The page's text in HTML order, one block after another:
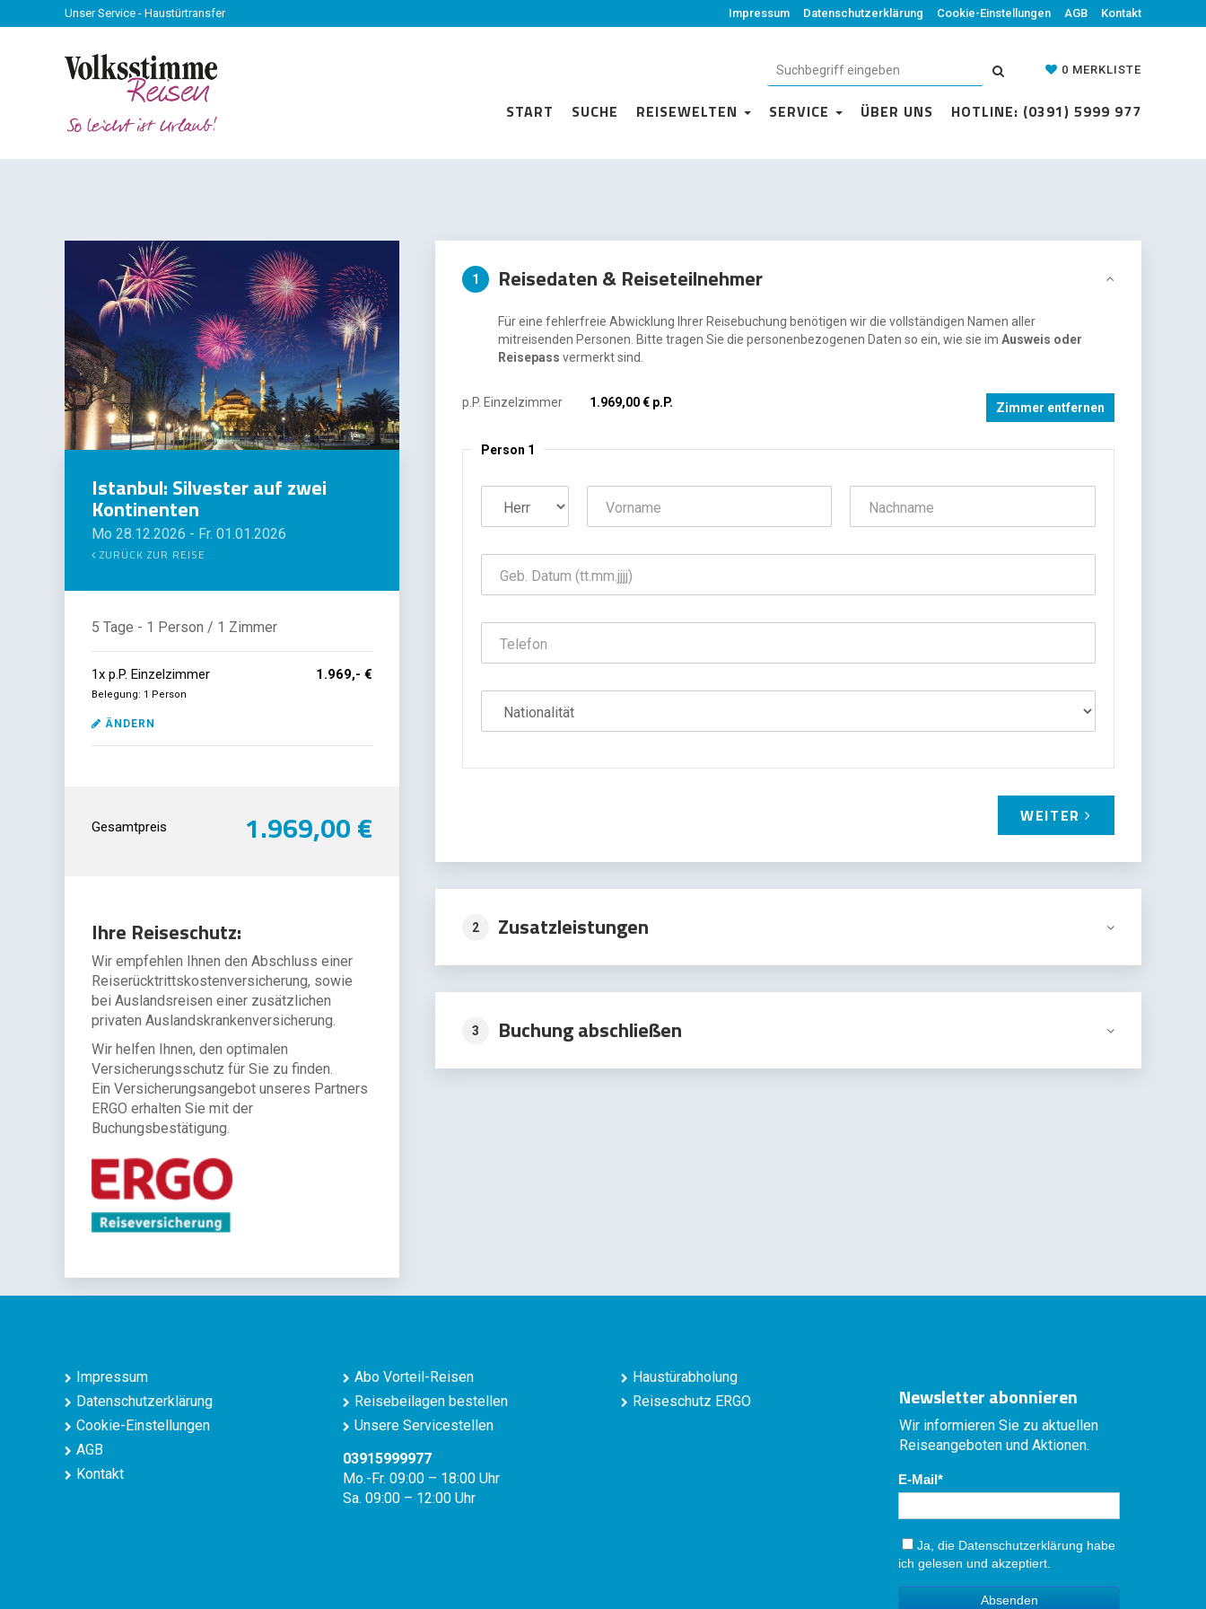
Unser Service - Haustürtransfer Impressum Datenschutzerklärung Cookie-Einstellungen AGB Kontakt
0 MERKLISTE
START SUCHE REISEWELTEN SERVICE ÜBER UNS HOTLINE: (0391) 5999 977
Istanbul: Silvester auf zwei
Kontinenten
Mo 28.12.2026 - Fr. 01.01.2026
ZURÜCK ZUR REISE
5 Tage - 1 Person / 1 Zimmer
1x p.P. Einzelzimmer 1.969,- €
Belegung: 1 Person
ÄNDERN
Gesamtpreis 1.969,00 €
Ihre Reiseschutz:
Wir empfehlen Ihnen den Abschluss einer
Reiserücktrittskostenversicherung, sowie
bei Auslandsreisen einer zusätzlichen
privaten Auslandskrankenversicherung.
Wir helfen Ihnen, den optimalen
Versicherungsschutz für Sie zu finden.
Ein Versicherungsangebot unseres Partners
ERGO erhalten Sie mit der
Buchungsbestätigung.
1 Reisedaten & Reiseteilnehmer
Für eine fehlerfreie Abwicklung Ihrer Reisebuchung benötigen wir die vollständigen Namen aller
mitreisenden Personen. Bitte tragen Sie die personenbezogenen Daten so ein, wie sie imAusweis oder
Reisepass vermerkt sind.
p.P. Einzelzimmer 1.969,00 € p.P. Zimmer entfernen
Person 1
WEITER
2 Zusatzleistungen
3 Buchung abschließen
Impressum
Datenschutzerklärung
Cookie-Einstellungen
AGB
Kontakt
Abo Vorteil-Reisen
Reisebeilagen bestellen
Unsere Servicestellen
03915999977
Mo.-Fr. 09:00 – 18:00 Uhr
Sa. 09:00 – 12:00 Uhr
Haustürabholung
Reiseschutz ERGO
Newsletter abonnieren
Wir informieren Sie zu aktuellen
Reiseangeboten und Aktionen.
E-Mail
Ja, die Datenschutzerklärung habe
ich gelesen und akzeptiert.
Absenden